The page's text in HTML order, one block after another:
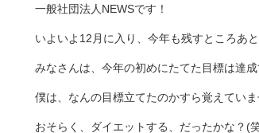
一般社団法人NEWSです！
いよいよ12月に入り、今年も残すところあ
みなさんは、今年の初めにたてた目標は達
僕は、なんの目標立てたのかすら覚えていま
おそらく、ダイエットする、だったかな？(